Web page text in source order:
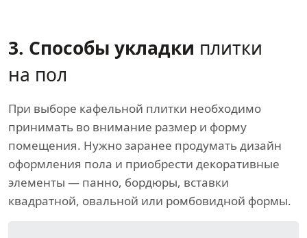
3. Способы укладки плитки
на пол
При выборе кафельной плитки необходимо
принимать во внимание размер и форму
помещения. Нужно заранее продумать дизайн
оформления пола и приобрести декоративные
элементы — панно, бордюры, вставки
квадратной, овальной или ромбовидной формы.